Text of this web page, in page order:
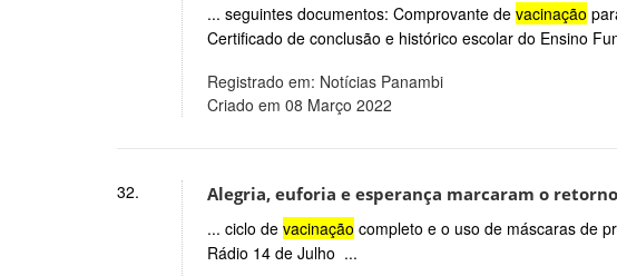
... seguintes documentos: Comprovante de vacinação
Certificado de conclusão e histórico escolar do Ensino
Registrado em: Notícias Panambi
Criado em 08 Março 2022
Alegria, euforia e esperança marcaram o
... ciclo de vacinação completo e o uso de máscaras de
Rádio 14 de Julho ...
32.